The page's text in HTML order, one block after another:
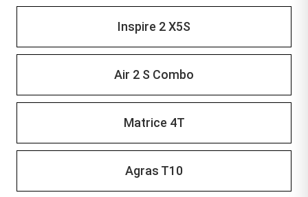
Inspire 2 X5S
Air 2 S Combo
Matrice 4T
Agras T10